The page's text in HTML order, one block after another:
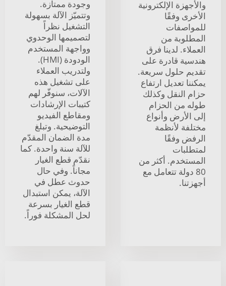
والأجهزة الإلكترونية
الأخرى وفقًا
للمواصفات
المطلوبة من
العملاء. لدينا فرق
هندسية قادرة على
تقديم حلول سريعة.
يمكننا تعديل ارتفاع
حزام النقل وكذلك
طوله من الحزام
إلى الأرض وأنواع
مختلفة لأنظمة
الرفض وفقًا
لمتطلبات
المستخدم. أكثر من
80 دولة تتعامل مع
أجهزتنا.
وجودة ممتازة.
وتتميّز الآلة بسهولة
التشغيل نظراً
لتصميمها الوحدوي
وواجهة المستخدم
الودودة (HMI).
ولتدريب العملاء
على تشغيل هذه
الآلات، سنوفّر لهم
كتيبات الإرشادات
ومقاطع الفيديو
التوضيحية. وتبلغ
مدة الضمان المقدّم
للآلة سنة واحدة. كما
نقدّم قطع الغيار
مجاناً. وفي حال
حدوث عطل في
الآلة، يمكن استبدال
قطع الغيار بسرعة
لحل المشكلة فوراً.